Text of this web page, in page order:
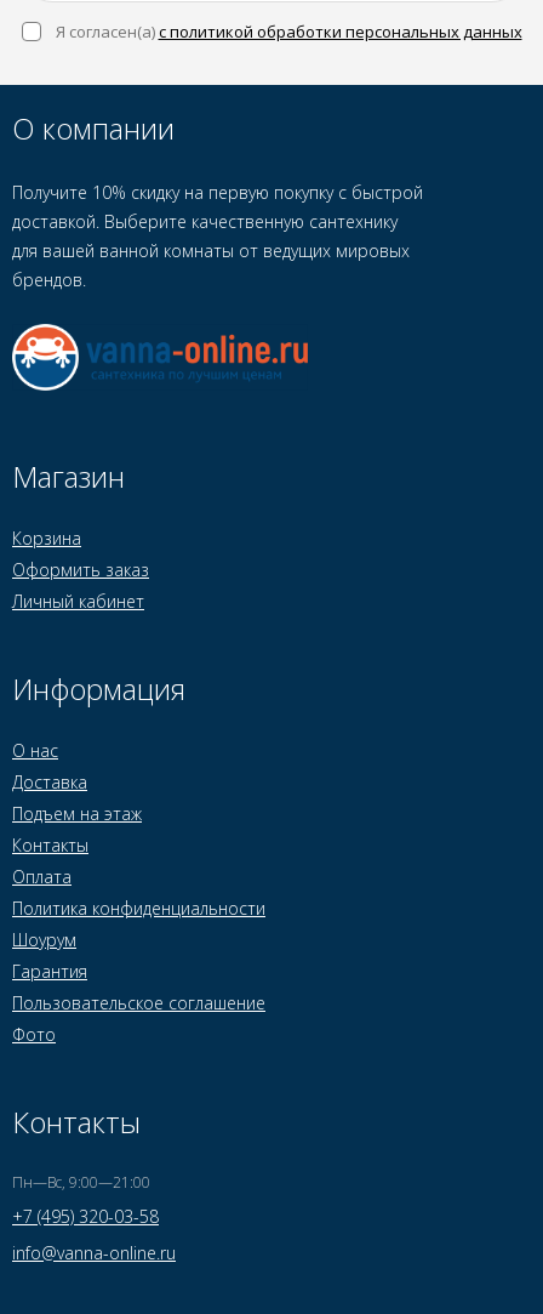
Я согласен(a)с политикой обработки персональных данных
О компании
Получите 10% скидку на первую покупку с быстрой
доставкой. Выберите качественную сантехнику
для вашей ванной комнаты от ведущих мировых
брендов.
Магазин
Корзина
Оформить заказ
Личный кабинет
Информация
О нас
Доставка
Подъем на этаж
Контакты
Оплата
Политика конфиденциальности
Шоурум
Гарантия
Пользовательское соглашение
Фото
Контакты
Пн—Вс, 9:00—21:00
+7 (495) 320-03-58
info@vanna-online.ru